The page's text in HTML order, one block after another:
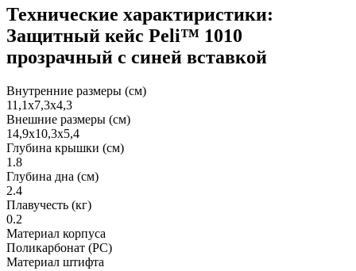
Технические характиристики:
Защитный кейс Peli™ 1010
прозрачный с синей вставкой
Внутренние размеры (см)
11,1x7,3x4,3
Внешние размеры (см)
14,9x10,3x5,4
Глубина крышки (см)
1.8
Глубина дна (см)
2.4
Плавучесть (кг)
0.2
Материал корпуса
Поликарбонат (PC)
Материал штифта